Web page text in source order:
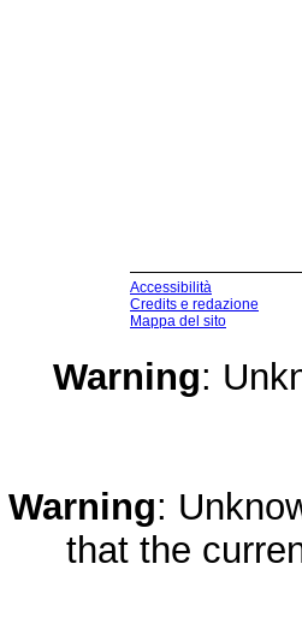
Accessibilità
Credits e redazione
Mappa del sito
Warning:
Warning:
that the